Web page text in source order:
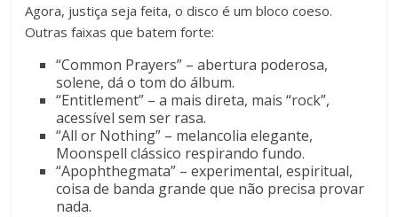
Agora, justiça seja feita, o disco é um bloco coeso.
Outras faixas que batem forte:
“Common Prayers” – abertura poderosa,
solene, dá o tom do álbum.
“Entitlement” – a mais direta, mais “rock”,
acessível sem ser rasa.
“All or Nothing” – melancolia elegante,
Moonspell clássico respirando fundo.
“Apophthegmata” – experimental, espiritual,
coisa de banda grande que não precisa provar
nada.